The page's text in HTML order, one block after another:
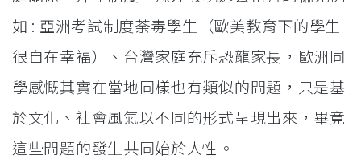
如 : 亞洲考試制度荼毒學生（歐美教育下的學生
很自在幸福）、台灣家庭充斥恐龍家長，歐洲同
學感慨其實在當地同樣也有類似的問題，只是基
於文化、社會風氣以不同的形式呈現出來，畢竟
這些問題的發生共同始於人性。